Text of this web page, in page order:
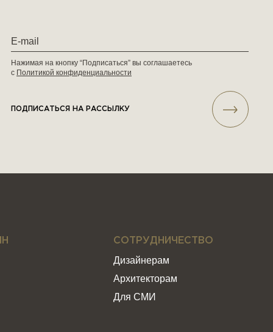
Нажимая на кнопку “Подписаться” вы соглашаетесь
с Политикой конфиденциальности
ПОДПИСАТЬСЯ НА РАССЫЛКУ
СОТРУДНИЧЕСТВО
Дизайнерам
Архитекторам
Для СМИ